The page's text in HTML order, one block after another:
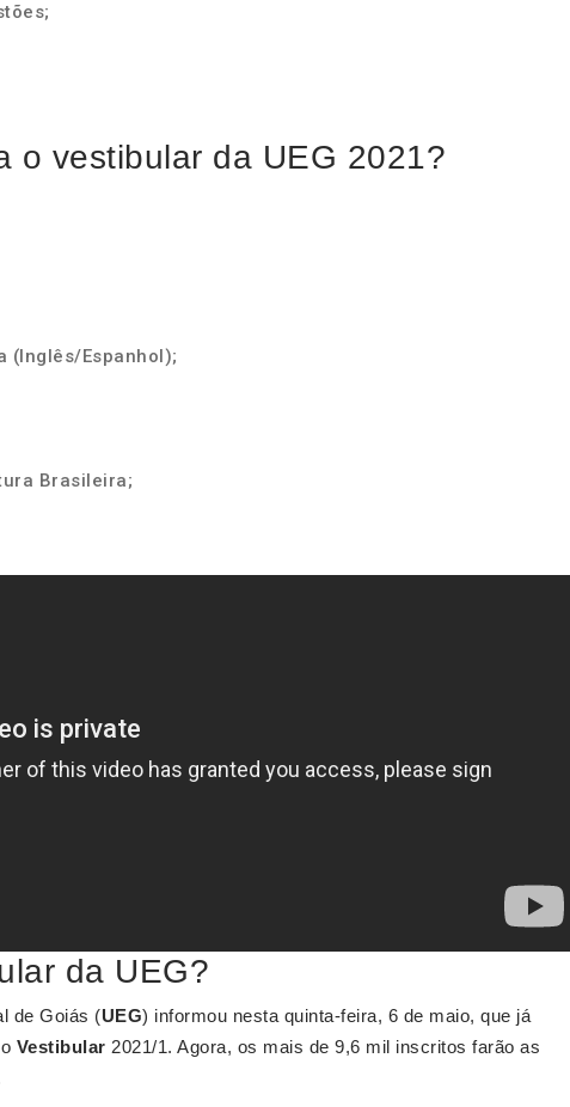
o vestibular da UEG 2021?
(Inglês/Espanhol);
Brasileira;
da UEG?
de Goiás (UEG) informou nesta quinta-feira, 6 de maio, que já
Vestibular 2021/1. Agora, os mais de 9,6 mil inscritos farão as